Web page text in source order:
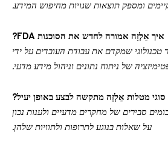
ומספק תוצאות שגויות מחיפוש המידע.
איך אֵלְזָה אמורה לחדש את הסוכנות FDA?
טכנולוגי שמקדם את עבודת העובדים על ידי
של ניתוח נתונים וניהול מידע מדעי.
סוגי מטלות אֵלְזָה מתקשה לבצע באופן יעיל?
סבירים של מחקרים מדעיים ולענות נכון
על שאלות בנוגע לתרופות ולתוויות שלהן.